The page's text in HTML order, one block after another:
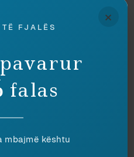
PËR TY?
×
FJALËS
falas
mbajmë kështu